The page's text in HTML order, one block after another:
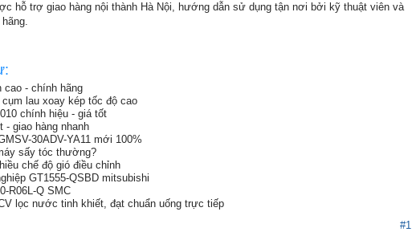
hỗ trợ giao hàng nội thành Hà Nội, hướng dẫn sử dụng tận nơi bởi kỹ thuật viên và
cao - chính hãng
lau xoay kép tốc độ cao
chính hiệu - giá tốt
- giao hàng nhanh
30ADV-YA11 mới 100%
sấy tóc thường?
chế độ gió điều chỉnh
GT1555-QSBD mitsubishi
R06L-Q SMC
lọc nước tinh khiết, đạt chuẩn uống trực tiếp
#1